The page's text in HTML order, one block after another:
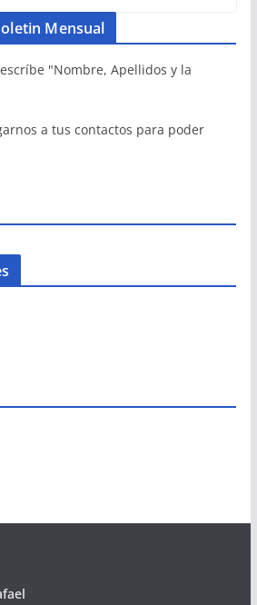
Mensual
"Nombre, Apellidos y la
a tus contactos para poder